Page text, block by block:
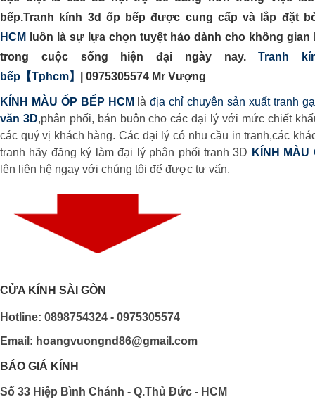
bếp.Tranh kính 3d ốp bếp được cung cấp và lắp đặt
HCM
luôn là sự lựa chọn tuyệt hảo dành cho không gian
trong cuộc sống hiện đại ngày nay.Tranh
bếp【Tphcm】
0975305574 Mr Vượng
KÍNH MÀU ỐP BẾP HCM làđịa chỉ chuyên sản xuất tranh
văn 3D,phân phối, bán buôn cho các đại lý với mức chiết
các quý vị khách hàng. Các đại lý có nhu cầu in tranh,các
tranh hãy đăng ký làm đại lý phân phối tranh 3D KÍNH MÀU
lên liên hệ ngay với chúng tôi để được tư vấn.
CỬA KÍNH SÀI GÒN
Hotline: 0898754324 - 0975305574
Email: hoangvuongnd86@gmail.com
BÁO GIÁ KÍNH
Số 33 Hiệp Bình Chánh - Q.Thủ Đức - HCM